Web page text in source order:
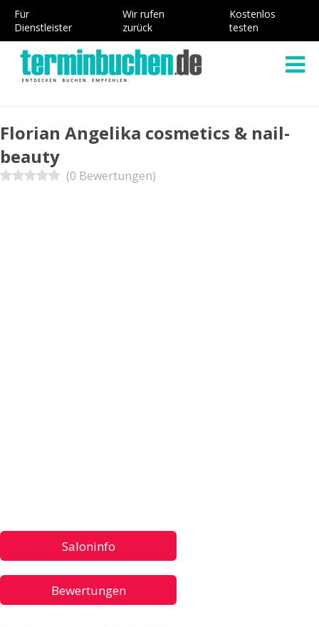
Für
Dienstleister
Wir rufen
zurück
Kostenlos
testen
Florian Angelika cosmetics & nail-
beauty
(0 Bewertungen)
Saloninfo
Bewertungen